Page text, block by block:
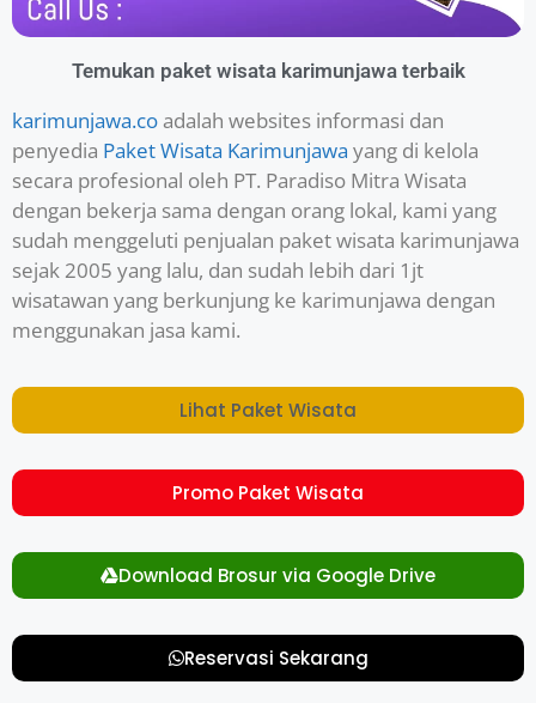
Temukan paket wisata karimunjawa terbaik
karimunjawa.coadalah websites informasi dan
penyedia Paket Wisata Karimunjawa yang di kelola
secara profesional oleh PT. Paradiso Mitra Wisata
dengan bekerja sama dengan orang lokal, kami yang
sudah menggeluti penjualan paket wisata karimunjawa
sejak 2005 yang lalu, dan sudah lebih dari 1jt
wisatawan yang berkunjung ke karimunjawa dengan
menggunakan jasa kami.
Lihat Paket Wisata
Promo Paket Wisata
Download Brosur via Google Drive
Reservasi Sekarang